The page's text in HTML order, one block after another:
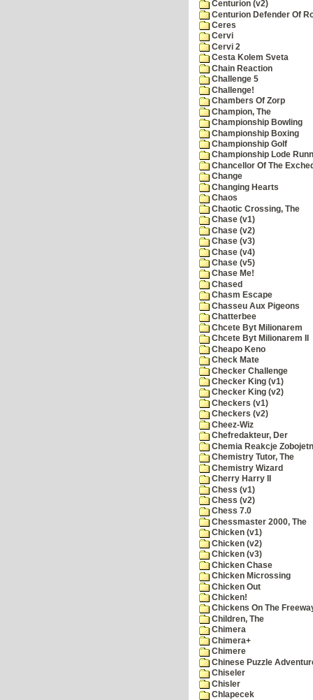
Centurion (v2)
Centurion Defender Of
Ceres
Cervi
Cervi 2
Cesta Kolem Sveta
Chain Reaction
Challenge 5
Challenge!
Chambers Of Zorp
Champion, The
Championship Bowling
Championship Boxing
Championship Golf
Championship Lode
Chancellor Of The
Change
Changing Hearts
Chaos
Chaotic Crossing, The
Chase (v1)
Chase (v2)
Chase (v3)
Chase (v4)
Chase (v5)
Chase Me!
Chased
Chasm Escape
Chasseu Aux Pigeons
Chatterbee
Chcete Byt Milionarem
Chcete Byt Milionarem II
Cheapo Keno
Check Mate
Checker Challenge
Checker King (v1)
Checker King (v2)
Checkers (v1)
Checkers (v2)
Cheez-Wiz
Chefredakteur, Der
Chemia Reakcje
Chemistry Tutor, The
Chemistry Wizard
Cherry Harry II
Chess (v1)
Chess (v2)
Chess 7.0
Chessmaster 2000, The
Chicken (v1)
Chicken (v2)
Chicken (v3)
Chicken Chase
Chicken Microssing
Chicken Out
Chicken!
Chickens On The
Children, The
Chimera
Chimera+
Chimere
Chinese Puzzle
Chiseler
Chisler
Chlapecek